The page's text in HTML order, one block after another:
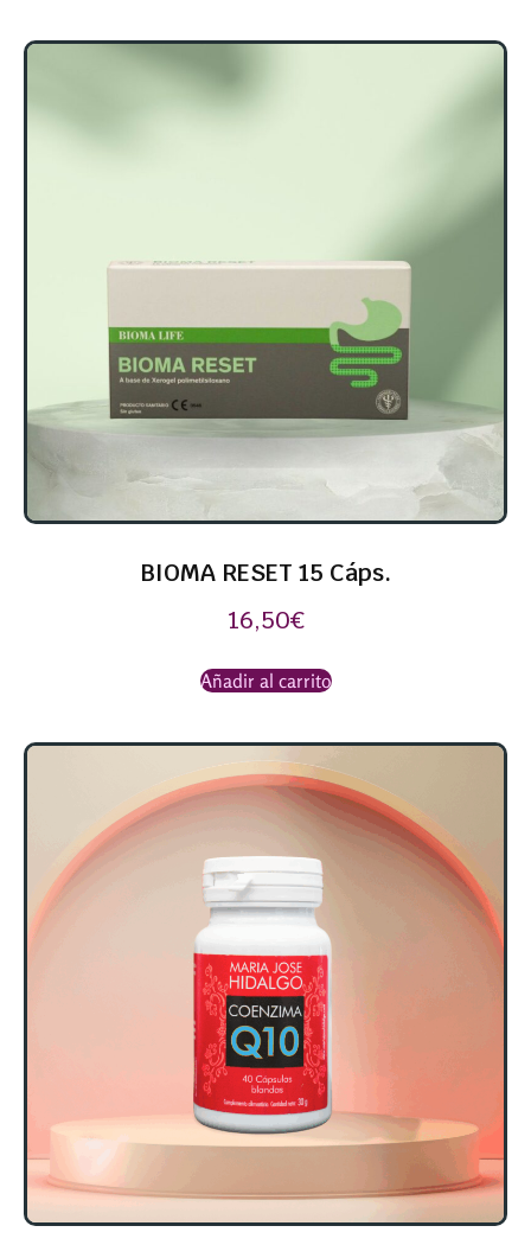
BIOMA RESET 15 Cáps.
16,50€
Añadir al carrito